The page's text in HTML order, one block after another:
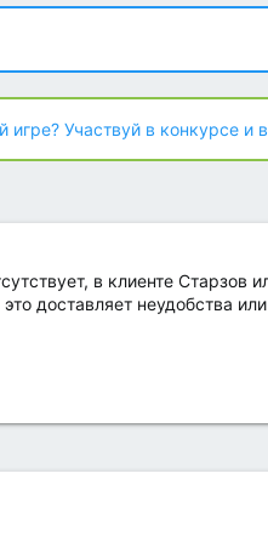
Участвуй в конкурсе и
в клиенте Старзов
доставляет неудобства